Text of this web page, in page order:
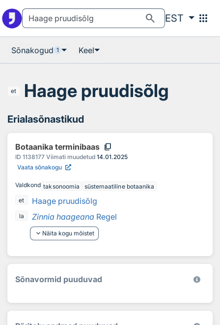
search EST apps
Sõnakogud 1 Keel
et Haage pruudisõlg
Erialasõnastikud
Botaanika terminibaas content_copy
ID 1138177 Viimati muudetud 14.01.2025
Vaata sõnakogu
Valdkond taksonoomia
süstemaatiline botaanika
et
Haage pruudisõlg
la Zinnia haageana Regel
keyboard_arrow_down Näita kogu mõistet
Sõnavormid puuduvad